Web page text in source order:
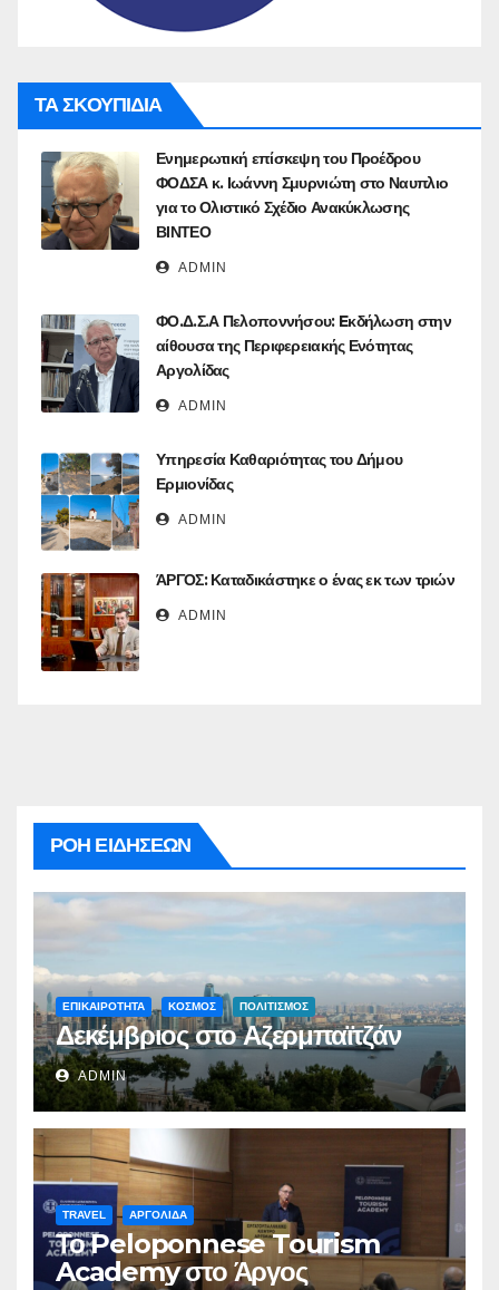
ΤΑ ΣΚΟΥΠΙΔΙΑ
Ενημερωτική επίσκεψη του Προέδρου
ΦΟΔΣΑ κ. Ιωάννη Σμυρνιώτη στο Ναυπλιο
για το Ολιστικό Σχέδιο Ανακύκλωσης
ΒΙΝΤΕΟ
ADMIN
ΦΟ.Δ.Σ.Α Πελοποννήσου: Eκδήλωση στην
αίθουσα της Περιφερειακής Ενότητας
Αργολίδας
ADMIN
Υπηρεσία Καθαριότητας του Δήμου
Ερμιονίδας
ADMIN
ΆΡΓΟΣ: Καταδικάστηκε ο ένας εκ των τριών
ADMIN
ΡΟΗ ΕΙΔΗΣΕΩΝ
ΕΠΙΚΑΙΡΟΤΗΤΑ ΚΟΣΜΟΣ ΠΟΛΙΤΙΣΜΟΣ
Δεκέμβριος στο Αζερμπαϊτζάν
ADMIN
TRAVEL ΑΡΓΟΛΙΔΑ
Το Peloponnese Tourism
Academy στο Άργος